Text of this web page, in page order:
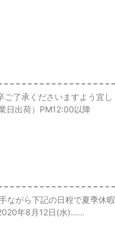
了承くださいますよう宜し
日出荷）PM12:00以降
ながら下記の日程で夏季休暇
年8月12日(水)……